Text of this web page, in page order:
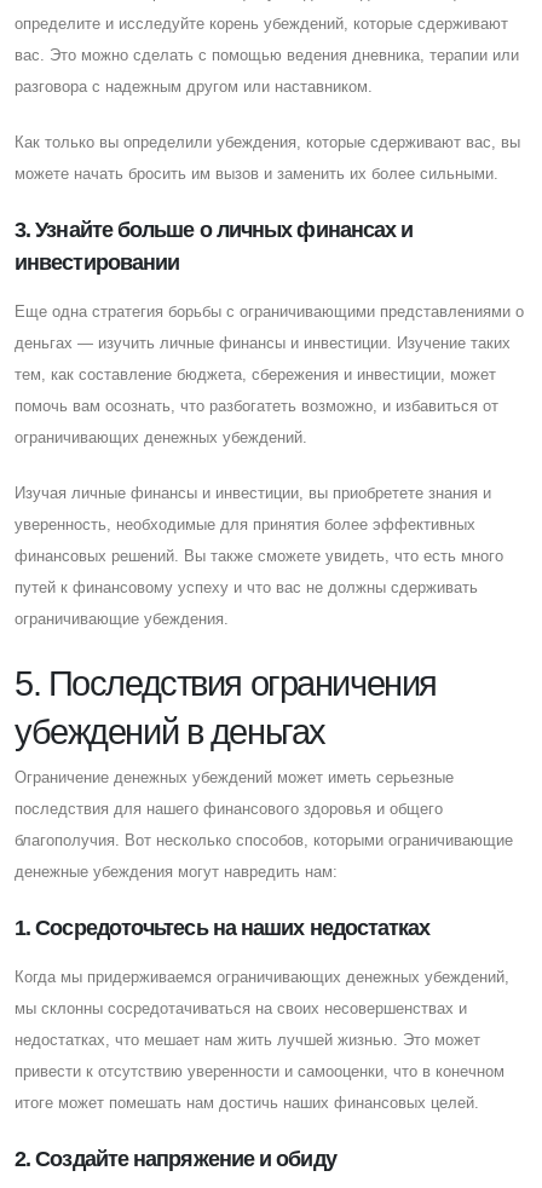
определите и исследуйте корень убеждений, которые сдерживают
вас. Это можно сделать с помощью ведения дневника, терапии или
разговора с надежным другом или наставником.
Как только вы определили убеждения, которые сдерживают вас, вы
можете начать бросить им вызов и заменить их более сильными.
3. Узнайте больше о личных финансах и
инвестировании
Eще одна стратегия борьбы с ограничивающими представлениями о
деньгах — изучить личные финансы и инвестиции. Изучение таких
тем, как составление бюджета, сбережения и инвестиции, может
помочь вам осознать, что разбогатеть возможно, и избавиться от
ограничивающих денежных убеждений.
Изучая личные финансы и инвестиции, вы приобретете знания и
уверенность, необходимые для принятия более эффективных
финансовых решений. Вы также сможете увидеть, что есть много
путей к финансовому успеху и что вас не должны сдерживать
ограничивающие убеждения.
5. Последствия ограничения
убеждений в деньгах
Ограничение денежных убеждений может иметь серьезные
последствия для нашего финансового здоровья и общего
благополучия. Вот несколько способов, которыми ограничивающие
денежные убеждения могут навредить нам:
1. Cосредоточьтесь на наших недостатках
Когда мы придерживаемся ограничивающих денежных убеждений,
мы склонны сосредотачиваться на своих несовершенствах и
недостатках, что мешает нам жить лучшей жизнью. Это может
привести к отсутствию уверенности и самооценки, что в конечном
итоге может помешать нам достичь наших финансовых целей.
2. Cоздайте напряжение и обиду